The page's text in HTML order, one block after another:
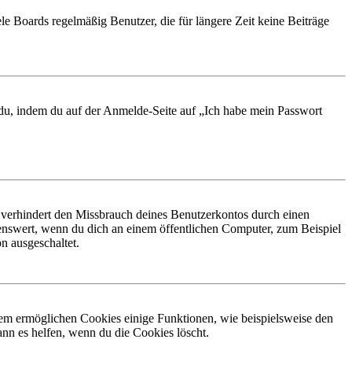
Boards regelmäßig Benutzer, die für längere Zeit keine Beiträge
indem du auf der Anmelde-Seite auf „Ich habe mein Passwort
den Missbrauch deines Benutzerkontos durch einen
wenn du dich an einem öffentlichen Computer, zum Beispiel
ausgeschaltet.
ermöglichen Cookies einige Funktionen, wie beispielsweise den
es helfen, wenn du die Cookies löscht.